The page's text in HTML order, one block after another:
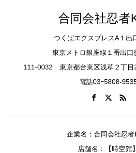
合同会社忍者
つくばエクスプレスA１出
東京メトロ銀座線１番出口
111-0032 東京都台東区浅草２丁
電話03ｰ5808-
企業名：合同会社忍者
店舗名：【時空館】